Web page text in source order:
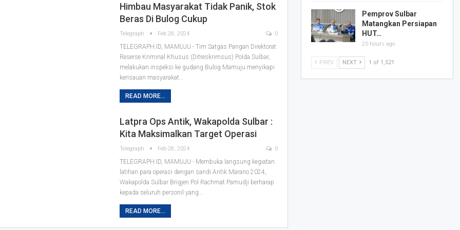
Himbau Masyarakat Tidak Panik, Stok
Beras Di Bulog Cukup
Telegraph Feb 28, 2024 0
TELEGRAPH.ID, MAMUJU - Tim Satgas Pangan Direktorat
Reserse Kriminal Khusus (Ditreskrimsus) Polda Sulbar,
melakukan inspeksi ke gudang Bulog Mamuju menyikapi
kerisauan masyarakat…
READ MORE...
Latpra Ops Antik, Wakapolda Sulbar :
Kita Maksimalkan Target Operasi
Telegraph Feb 28, 2024 0
TELEGRAPH.ID, MAMUJU - Membuka langsung kegiatan
latihan para operasi dengan sandi Antik Marano 2024,
Wakapolda Sulbar Brigjen Pol Rachmat Pamudji berharap
kepada seluruh personil yang…
READ MORE...
Pemprov Sulbar
Matangkan Persiapan
HUT…
20 hours ago
PREV NEXT 1 of 1,521